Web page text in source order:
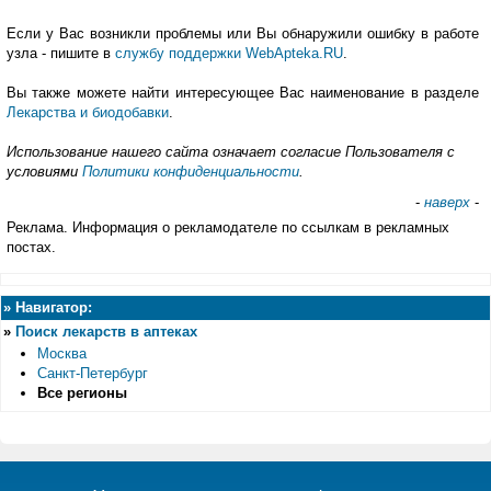
Если у Вас возникли проблемы или Вы обнаружили ошибку в работе
узла - пишите в службу поддержки WebApteka.RU
Вы также можете найти интересующее Вас наименование в разделе
Лекарства и биодобавки
Использование нашего сайта означает согласие Пользователя с
условиями Политики конфиденциальности
- наверх -
Реклама. Информация о рекламодателе по ссылкам в рекламных
постах.
» Навигатор:
» Поиск лекарств в аптеках
Москва
Санкт-Петербург
Все регионы